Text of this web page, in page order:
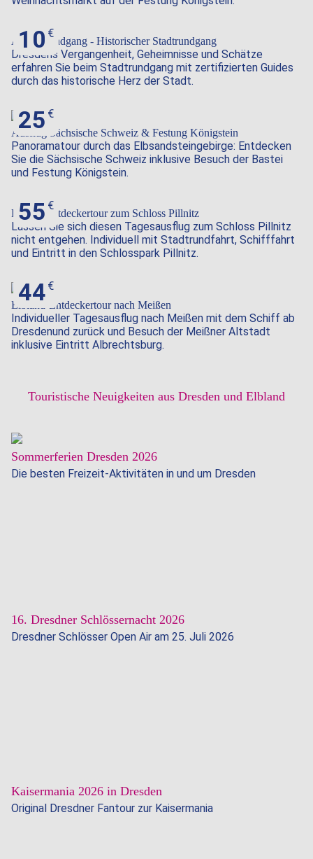
10
Altstadtrundgang - Historischer Stadtrundgang
Dresdens Vergangenheit, Geheimnisse und Schätze
erfahren Sie beim Stadtrundgang mit zertifizierten Guides
durch das historische Herz der Stadt.
25
Ausflug Sächsische Schweiz & Festung Königstein
Panoramatour durch das Elbsandsteingebirge: Entdecken
Sie die Sächsische Schweiz inklusive Besuch der Bastei
und Festung Königstein.
55
Pillnitz-Entdeckertour zum Schloss Pillnitz
Lassen Sie sich diesen Tagesausflug zum Schloss Pillnitz
nicht entgehen. Individuell mit Stadtrundfahrt, Schifffahrt
und Eintritt in den Schlosspark Pillnitz.
44
Elbland-Entdeckertour nach Meißen
Individueller Tagesausflug nach Meißen mit dem Schiff ab
Dresdenund zurück und Besuch der Meißner Altstadt
inklusive Eintritt Albrechtsburg.
Touristische Neuigkeiten aus Dresden und Elbland
Sommerferien Dresden 2026
Die besten Freizeit-Aktivitäten in und um Dresden
16. Dresdner Schlössernacht 2026
Dresdner Schlösser Open Air am 25. Juli 2026
Kaisermania 2026 in Dresden
Original Dresdner Fantour zur Kaisermania